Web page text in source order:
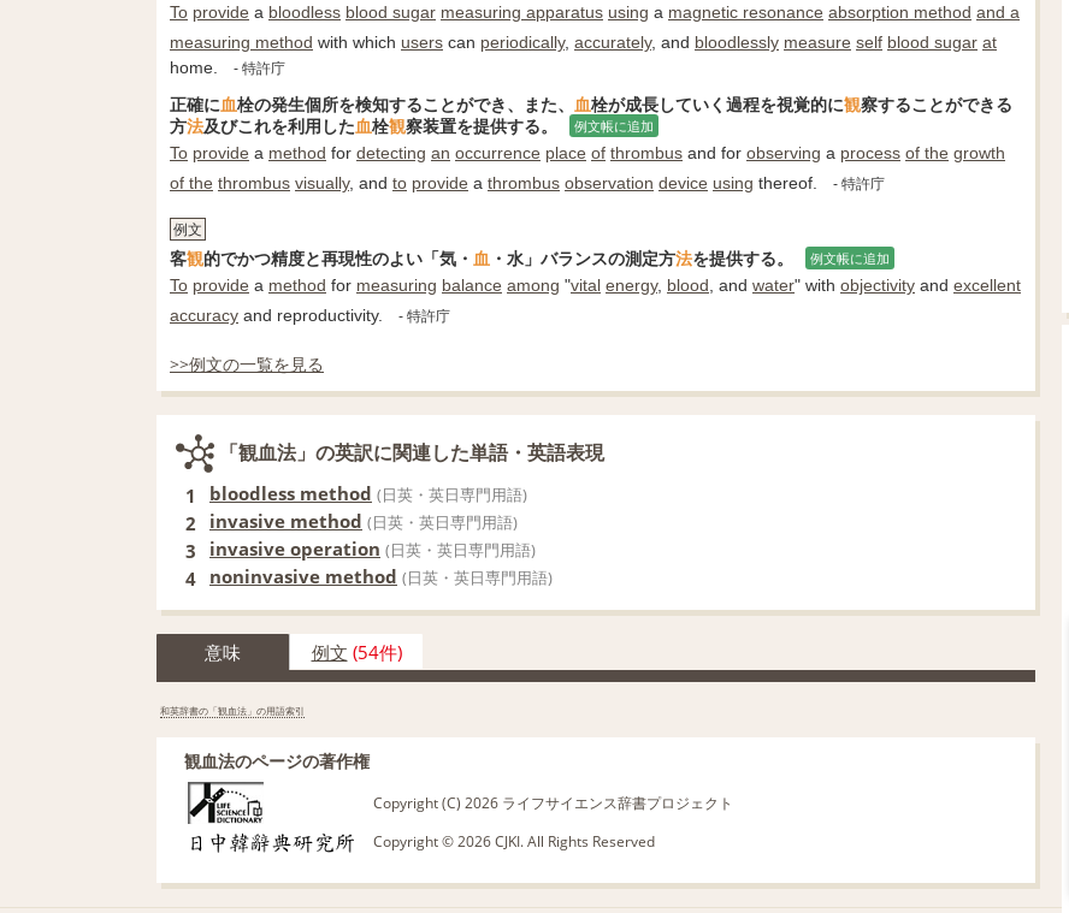
To provide a bloodless blood sugar measuring apparatus using a magnetic resonance absorption method and a
measuring method with which users can periodically, accurately, and bloodlessly measure self blood sugar at
home.
- 特許庁
正確に血栓の発生個所を検知することができ、また、 血栓が成長していく過程を視覚的に観察することができる
方法及びこれを利用した血栓観察装置を提供する。 例文帳に追加
To provide a method for detecting an occurrence place of thrombus and for observing a process of the growth
of the thrombus visually, and to provide a thrombus observation device using thereof. - 特許庁
例文
客観的でかつ精度と再現性のよい「気・ 血 ・水」バランスの測定方法を提供する。 例文帳に追加
To provide a method for measuring balance among "vital energy, blood , and water" with objectivity and excellent
accuracy and reproductivity. - 特許庁
>>例文の一覧を見る
「観血法」の英訳に関連した単語・英語表現
1 bloodless method (日英・英日専門用語)
2 invasive method (日英・英日専門用語)
3 invasive operation (日英・英日専門用語)
4 noninvasive method (日英・英日専門用語)
意味 例文 (54件)
和英辞書の「観血法」の用語索引
観血法のページの著作権
Copyright (C) 2026 ライフサイエンス辞書プロジェクト
Copyright © 2026 CJKI. All Rights Reserved